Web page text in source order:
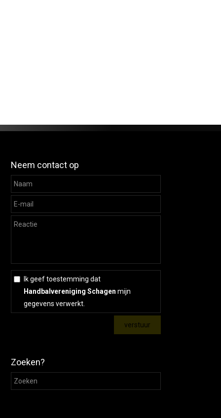
Neem contact op
Ik geef toestemming dat
Handbalvereniging Schagen mijn
gegevens verwerkt.
Zoeken?